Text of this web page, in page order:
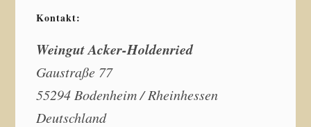
Kontakt:
Weingut Acker-Holdenried
Gaustraße 77
55294 Bodenheim / Rheinhessen
Deutschland